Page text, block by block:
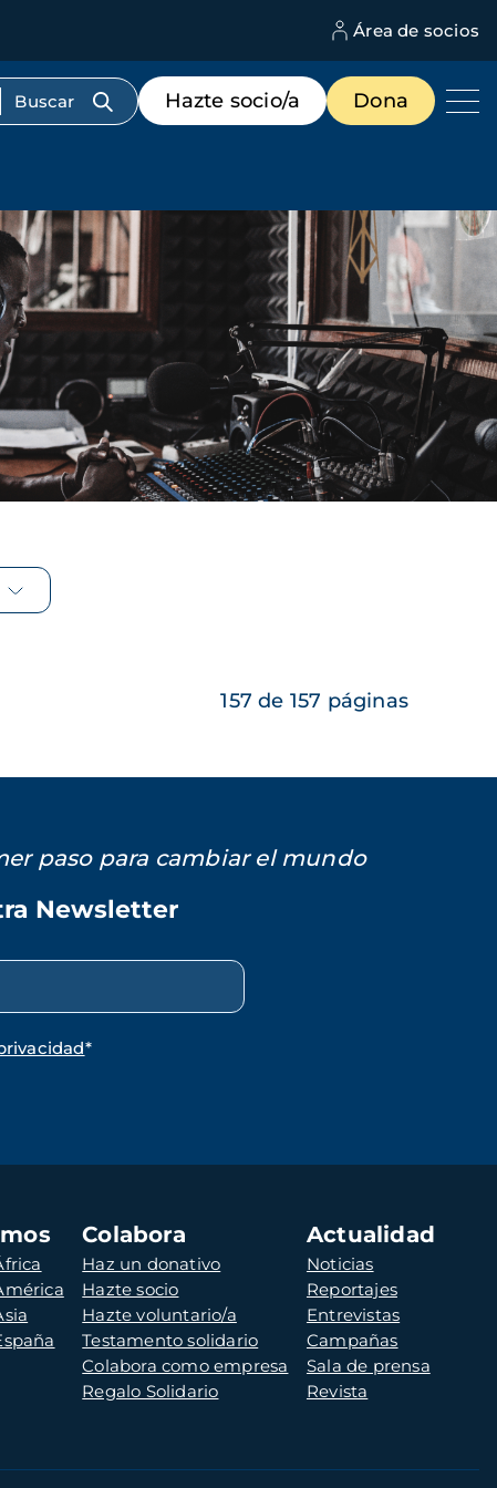
Área de socios
Menú
de
destacados
Hazte socio/a Dona
157 de 157 páginas
paso para cambiar el mundo
Newsletter
*
Colabora
Haz un donativo
Hazte socio
Hazte voluntario/a
Testamento solidario
Colabora como empresa
Regalo Solidario
Actualidad
Noticias
Reportajes
Entrevistas
Campañas
Sala de prensa
Revista